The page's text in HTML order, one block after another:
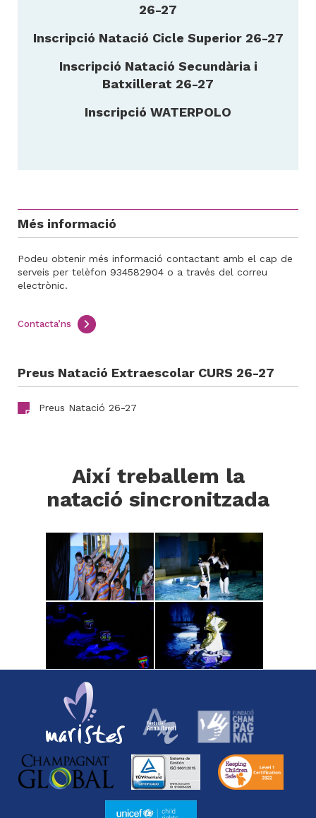
26-27
Inscripció Natació Cicle Superior 26-27
Inscripció Natació Secundària i
Batxillerat 26-27
Inscripció WATERPOLO
Més informació
Podeu obtenir més informació contactant amb el cap de
serveis per telèfon 934582904 o a través del correu
electrònic.
Contacta’ns
Preus Natació Extraescolar CURS 26-27
Preus Natació 26-27
Així treballem la
natació sincronitzada